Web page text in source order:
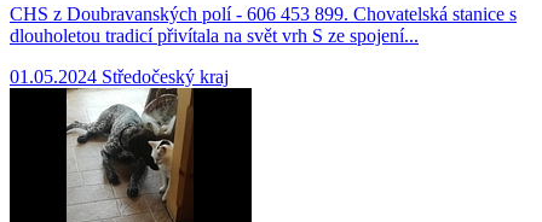
CHS z Doubravanských polí - 606 453 899. Chovatelská stanice s
dlouholetou tradicí přivítala na svět vrh S ze spojení...
01.05.2024 Středočeský kraj